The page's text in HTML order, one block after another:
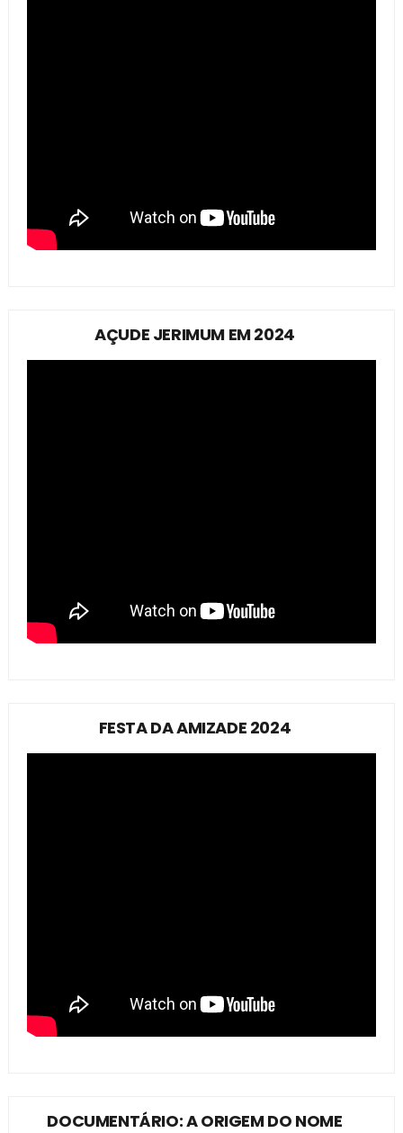
AÇUDE JERIMUM EM 2024
FESTA DA AMIZADE 2024
DOCUMENTÁRIO: A ORIGEM DO NOME